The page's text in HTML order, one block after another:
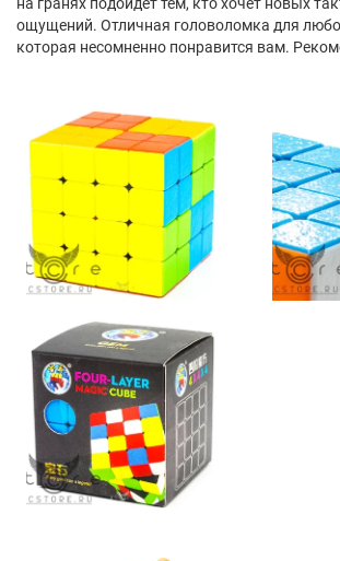
ощущений. Отличная головоломка для
которая несомненно понравится вам.